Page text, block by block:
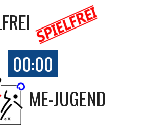
00:00
ME-JUGEND